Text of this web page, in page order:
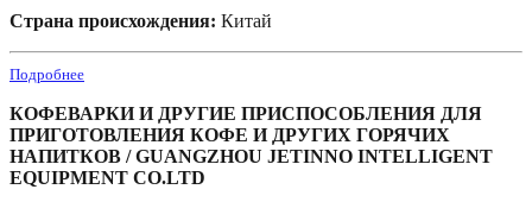
Страна происхождения: Китай
Подробнее
КОФЕВАРКИ И ДРУГИЕ ПРИСПОСОБЛЕНИЯ ДЛЯ
ПРИГОТОВЛЕНИЯ КОФЕ И ДРУГИХ ГОРЯЧИХ
НАПИТКОВ / GUANGZHOU JETINNO INTELLIGENT
EQUIPMENT CO.LTD